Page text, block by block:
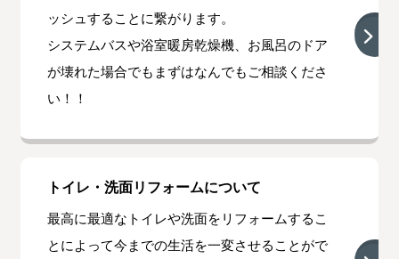
ッシュすることに繋がります。
システムバスや浴室暖房乾燥機、お風呂のドア
が壊れた場合でもまずはなんでもご相談くださ
い！！
トイレ・洗面リフォームについて
最高に最適なトイレや洗面をリフォームするこ
とによって今までの生活を一変させることがで